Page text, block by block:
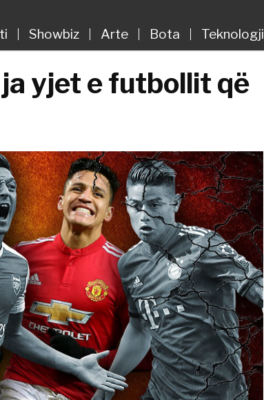
Showbiz Arte Bota Teknologji
yjet e futbollit që